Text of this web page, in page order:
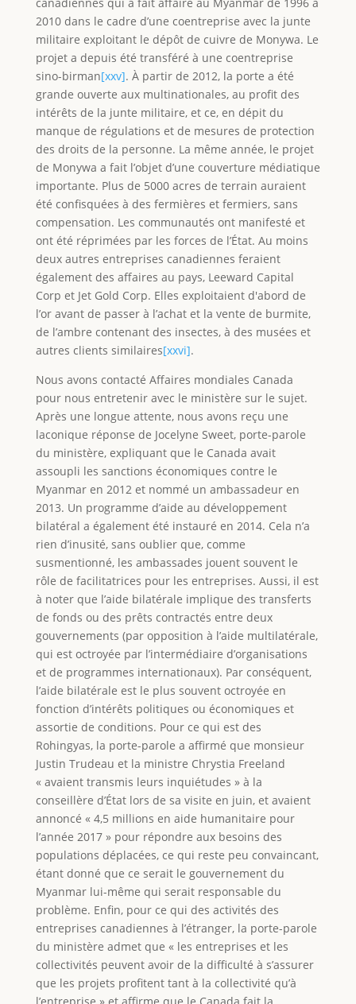
2010 dans le cadre d’une coentreprise avec la junte
militaire exploitant le dépôt de cuivre de Monywa. Le
projet a depuis été transféré à une coentreprise
sino-birman[xxv]. À partir de 2012, la porte a été
grande ouverte aux multinationales, au profit des
intérêts de la junte militaire, et ce, en dépit du
manque de régulations et de mesures de protection
des droits de la personne. La même année, le projet
de Monywa a fait l’objet d’une couverture médiatique
importante. Plus de 5000 acres de terrain auraient
été confisquées à des fermières et fermiers, sans
compensation. Les communautés ont manifesté et
ont été réprimées par les forces de l’État. Au moins
deux autres entreprises canadiennes feraient
également des affaires au pays, Leeward Capital
Corp et Jet Gold Corp. Elles exploitaient d'abord de
l’or avant de passer à l’achat et la vente de burmite,
de l’ambre contenant des insectes, à des musées et
autres clients similaires[xxvi].
Nous avons contacté Affaires mondiales Canada
pour nous entretenir avec le ministère sur le sujet.
Après une longue attente, nous avons reçu une
laconique réponse de Jocelyne Sweet, porte-parole
du ministère, expliquant que le Canada avait
assoupli les sanctions économiques contre le
Myanmar en 2012 et nommé un ambassadeur en
2013. Un programme d’aide au développement
bilatéral a également été instauré en 2014. Cela n’a
rien d’inusité, sans oublier que, comme
susmentionné, les ambassades jouent souvent le
rôle de facilitatrices pour les entreprises. Aussi, il est
à noter que l’aide bilatérale implique des transferts
de fonds ou des prêts contractés entre deux
gouvernements (par opposition à l’aide multilatérale,
qui est octroyée par l’intermédiaire d’organisations
et de programmes internationaux). Par conséquent,
l’aide bilatérale est le plus souvent octroyée en
fonction d’intérêts politiques ou économiques et
assortie de conditions. Pour ce qui est des
Rohingyas, la porte-parole a affirmé que monsieur
Justin Trudeau et la ministre Chrystia Freeland
« avaient transmis leurs inquiétudes » à la
conseillère d’État lors de sa visite en juin, et avaient
annoncé « 4,5 millions en aide humanitaire pour
l’année 2017 » pour répondre aux besoins des
populations déplacées, ce qui reste peu convaincant,
étant donné que ce serait le gouvernement du
Myanmar lui-même qui serait responsable du
problème. Enfin, pour ce qui des activités des
entreprises canadiennes à l’étranger, la porte-parole
du ministère admet que « les entreprises et les
collectivités peuvent avoir de la difficulté à s’assurer
que les projets profitent tant à la collectivité qu’à